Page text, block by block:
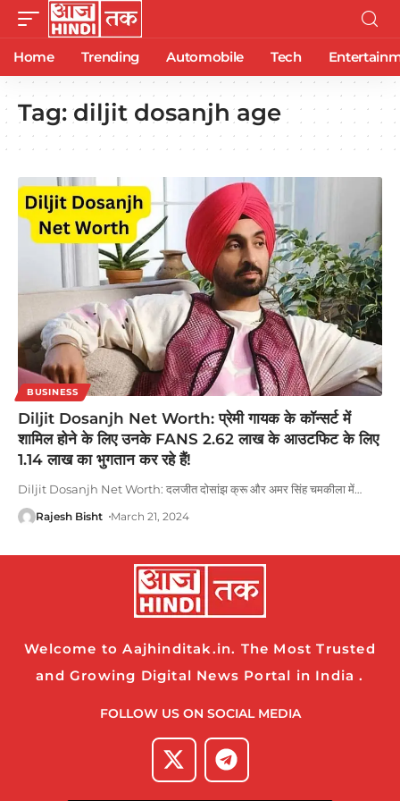
Home Trending Automobile Tech
Tag:diljit dosanjh age
BUSINESS
Diljit Dosanjh Net Worth: प्रेमी गायक के कॉन्सर्ट में
शामिल होने के लिए उनके FANS 2.62 लाख के आउटफिट के लिए
1.14 लाख का भुगतान कर रहे हैं!
Diljit Dosanjh Net Worth: दलजीत दोसांझ क्रू और अमर सिंह चमकीला में…
Rajesh Bisht March 21, 2024
Welcome to Aajhinditak.in. The Most Trusted
and Growing Digital News Portal in India .
FOLLOW US ON SOCIAL MEDIA